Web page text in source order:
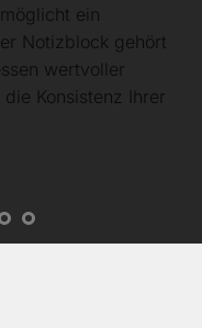
ein
Notizblock gehört
wertvoller
Konsistenz Ihrer